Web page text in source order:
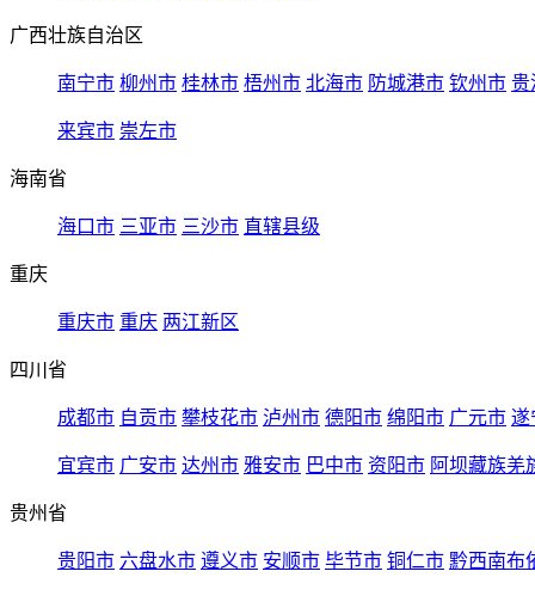
广西壮族自治区
南宁市 柳州市 桂林市 梧州市 北海市 防城港市 钦州市 贵
来宾市 崇左市
海南省
海口市 三亚市 三沙市 直辖县级
重庆
重庆市 重庆 两江新区
四川省
成都市 自贡市 攀枝花市 泸州市 德阳市 绵阳市 广元市 遂
宜宾市 广安市 达州市 雅安市 巴中市 资阳市 阿坝藏族羌
贵州省
贵阳市 六盘水市 遵义市 安顺市 毕节市 铜仁市 黔西南布